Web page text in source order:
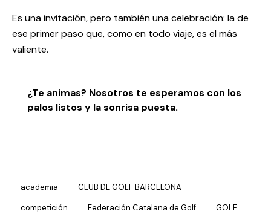
Es una invitación, pero también una celebración: la de
ese primer paso que, como en todo viaje, es el más
valiente.
¿Te animas? Nosotros te esperamos con los
palos listos y la sonrisa puesta.
academia CLUB DE GOLF BARCELONA
competición Federación Catalana de Golf GOLF